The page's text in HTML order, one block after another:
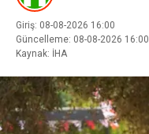
Giriş: 08-08-2026 16:00
Güncelleme: 08-08-2026 16:00
Kaynak: İHA